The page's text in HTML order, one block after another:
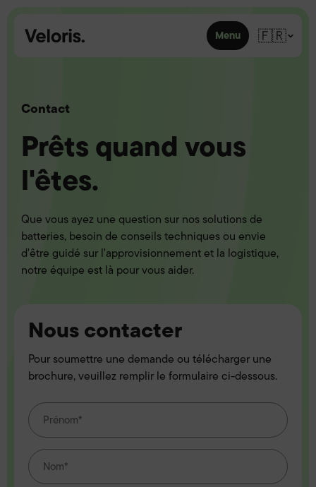
Menu 🇫🇷
Contact
Prêts quand vous
l'êtes.
Que vous ayez une question sur nos solutions de
batteries, besoin de conseils techniques ou envie
d'être guidé sur l'approvisionnement et la logistique,
notre équipe est là pour vous aider.
Nous contacter
Pour soumettre une demande ou télécharger une
brochure, veuillez remplir le formulaire ci-dessous.